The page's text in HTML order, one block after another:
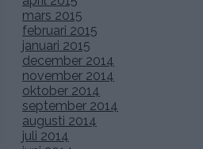
mars 2015
februari 2015
januari 2015
december 2014
november 2014
oktober 2014
september 2014
augusti 2014
juli 2014